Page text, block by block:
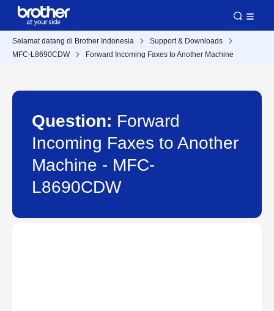
Selamat datang di Brother Indonesia
Support & Downloads
MFC-L8690CDW
Forward Incoming Faxes to Another Machine
Question: Forward
Incoming Faxes to Another
Machine - MFC-
L8690CDW